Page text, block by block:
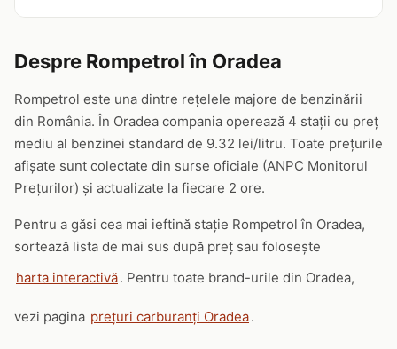
Despre Rompetrol în Oradea
Rompetrol este una dintre rețelele majore de benzinării
din România. În Oradea compania operează 4 stații cu preț
mediu al benzinei standard de 9.32 lei/litru. Toate prețurile
afișate sunt colectate din surse oficiale (ANPC Monitorul
Prețurilor) și actualizate la fiecare 2 ore.
Pentru a găsi cea mai ieftină stație Rompetrol în Oradea,
sortează lista de mai sus după preț sau folosește
harta interactivă. Pentru toate brand-urile din Oradea,
vezi pagina prețuri carburanți Oradea.